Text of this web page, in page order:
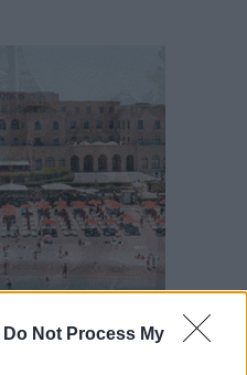
Do Not Process My